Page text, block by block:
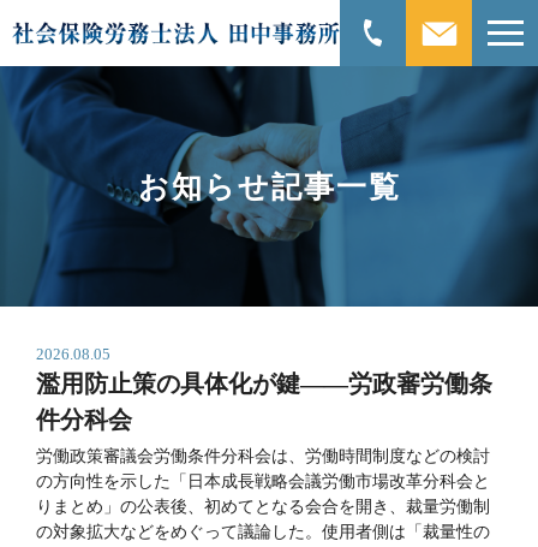
お知らせ記事一覧
2026.08.05
濫用防止策の具体化が鍵――労政審労働条
件分科会
労働政策審議会労働条件分科会は、労働時間制度などの検討
の方向性を示した「日本成長戦略会議労働市場改革分科会と
りまとめ」の公表後、初めてとなる会合を開き、裁量労働制
の対象拡大などをめぐって議論した。使用者側は「裁量性の